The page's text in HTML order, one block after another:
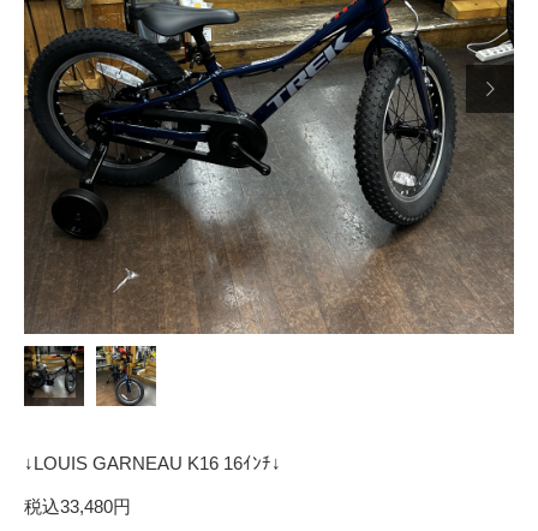

↓LOUIS GARNEAU K16 16ｲﾝﾁ↓
税込33,480円